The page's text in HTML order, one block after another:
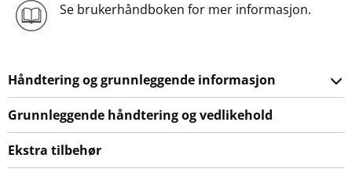
Se brukerhåndboken for mer informasjon.
Håndtering og grunnleggende informasjon
Grunnleggende håndtering og vedlikehold
Ekstra tilbehør